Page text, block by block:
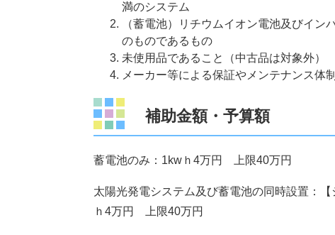
満のシステム
（蓄電池）リチウムイオン電池及びイ
のものであるもの
未使用品であること（中古品は対象外）
メーカー等による保証やメンテナンス体
補助金額・予算額
蓄電池のみ：1kwｈ4万円 上限40万円
太陽光発電システム及び蓄電池の同時設置
ｈ4万円 上限40万円